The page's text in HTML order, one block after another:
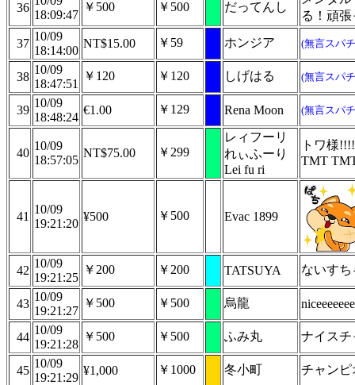
36
18:09:47
￥500 ￥500 だってんし
る！頑
37
10/09
18:14:00
NT$15.00 ￥59 ホンジア (無言スパ
38
10/09
18:47:51
￥120 ￥120 しげはる (無言スパ
39
10/09
18:48:24
€1.00 ￥129 Rena Moon (無言スパ
40
10/09
18:57:05
NT$75.00 ￥299
レィフーリ
れぃふーり
Lei fu ri
トワ様
TMT
41
10/09
19:21:20
¥500 ￥500 Evac 1899
42
10/09
19:21:25
￥200 ￥200 TATSUYA ないす
43
10/09
19:21:27
￥500 ￥500 烏龍
44
10/09
19:21:28
￥500 ￥500 ふみ丸 ナイスチ
45
10/09
19:21:29
¥1,000 ￥1000 冬小町 チャンピ